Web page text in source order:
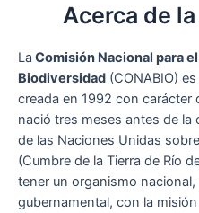
Acerca de
La Comisión Nacional para
Biodiversidad (CONABIO)
creada en 1992 con carácter
nació tres meses antes de la
de las Naciones Unidas
(Cumbre de la Tierra de Río
tener un organismo
gubernamental, con la